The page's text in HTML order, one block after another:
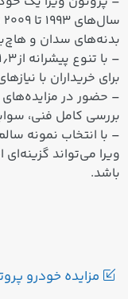
بدنه‌های سدان و
برای خریداران با
– حضور در
بررسی کامل فنی،
– با انتخاب نمونه
ویرا می‌تواند
باشد.
مزایده خودرو